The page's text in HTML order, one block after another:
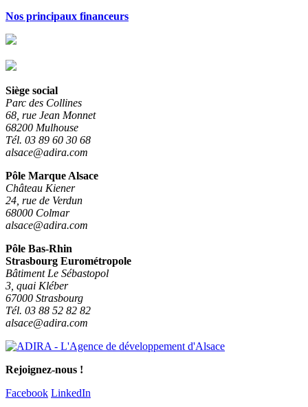
Nos principaux financeurs
Siège social
Parc des Collines
68, rue Jean Monnet
68200 Mulhouse
Tél. 03 89 60 30 68
alsace@adira.com
Pôle Marque Alsace
Château Kiener
24, rue de Verdun
68000 Colmar
alsace@adira.com
Pôle Bas-Rhin
Strasbourg Eurométropole
Bâtiment Le Sébastopol
3, quai Kléber
67000 Strasbourg
Tél. 03 88 52 82 82
alsace@adira.com
Rejoignez-nous !
Facebook LinkedIn